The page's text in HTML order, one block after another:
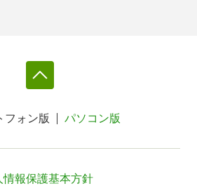
フォン版 パソコン版
情報保護基本方針